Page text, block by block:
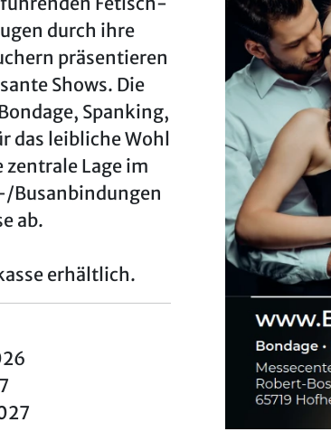
durch ihre
präsentieren
Shows. Die
Spanking,
das leibliche Wohl
zentrale Lage im
Busanbindungen
ab.
erhältlich.